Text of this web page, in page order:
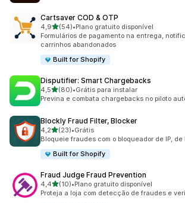
Cartsaver COD & OTP
4,9de 5 estrelas
(54)
54 avaliações ao todo
•Plano gratuito disponível
Formulários de pagamento na entrega,
carrinhos abandonados
Built for Shopify
Disputifier: Smart Chargebacks
4,5de 5 estrelas
(80)
80 avaliações ao todo
•Grátis para instalar
Previna e combata chargebacks no piloto
Blockly Fraud Filter, Blocker
4,2de 5 estrelas
(23)
23 avaliações ao todo
•Grátis
Bloqueie fraudes com o bloqueador de IP,
Built for Shopify
Fraud Judge Fraud Prevention
4,4de 5 estrelas
(10)
10 avaliações ao todo
•Plano gratuito disponível
Proteja a loja com detecção de fraudes e